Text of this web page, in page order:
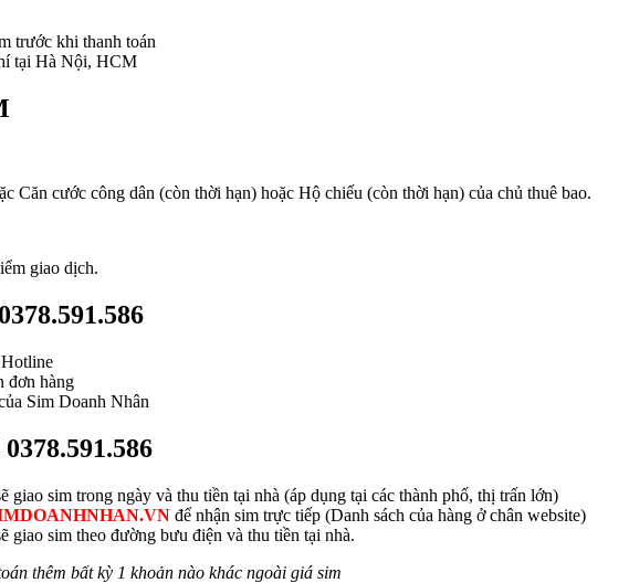
trước khi thanh toán
tại Hà Nội, HCM
cước công dân (còn thời hạn) hoặc Hộ chiếu (còn thời hạn) của chủ thuê bao.
giao dịch.
0378.591.586
đơn hàng
Sim Doanh Nhân
0378.591.586
giao sim trong ngày và thu tiền tại nhà (áp dụng tại các thành phố, thị trấn lớn)
để nhận sim trực tiếp (Danh sách của hàng ở chân website)
giao sim theo đường bưu điện và thu tiền tại nhà.
thêm bất kỳ 1 khoản nào khác ngoài giá sim